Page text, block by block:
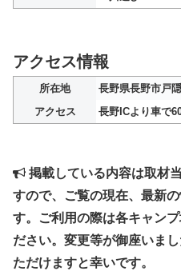
アクセス情報
所在地
長野県長野市戸
アクセス
長野ICより車で60
掲載している内容は取材
すので、ご覧の現在、最新
す。ご利用の際は各キャン
ださい。変更等が御座いまし
ただけますと幸いです。